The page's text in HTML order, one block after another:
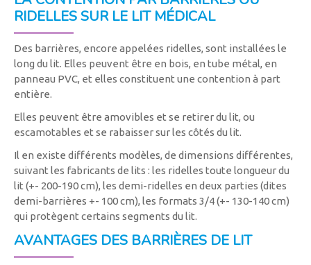
RIDELLES SUR LE LIT MÉDICAL
Des barrières, encore appelées ridelles, sont installées le
long du lit. Elles peuvent être en bois, en tube métal, en
panneau PVC, et elles constituent une contention à part
entière.
Elles peuvent être amovibles et se retirer du lit, ou
escamotables et se rabaisser sur les côtés du lit.
Il en existe différents modèles, de dimensions différentes,
suivant les fabricants de lits : les ridelles toute longueur du
lit (+- 200-190 cm), les demi-ridelles en deux parties (dites
demi-barrières +- 100 cm), les formats 3/4 (+- 130-140 cm)
qui protègent certains segments du lit.
AVANTAGES DES BARRIÈRES DE LIT